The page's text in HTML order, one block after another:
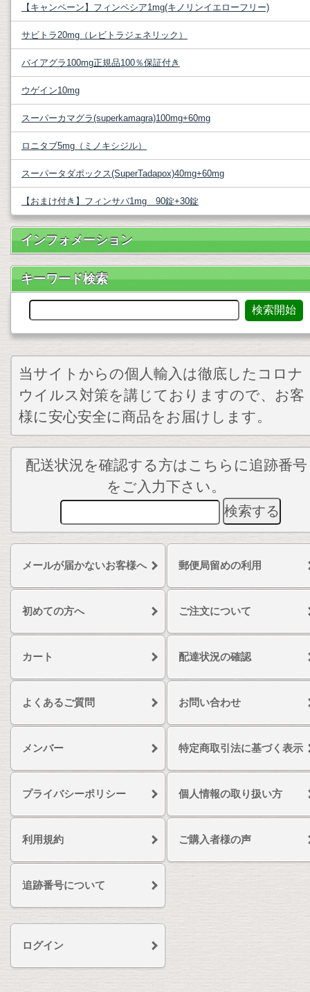
【キャンペーン】フィンペシア1mg(キノリンイエローフリー)
サビトラ20mg（レビトラジェネリック）
バイアグラ100mg正規品100％保証付き
ウゲイン10mg
スーパーカマグラ(superkamagra)100mg+60mg
ロニタブ5mg（ミノキシジル）
スーパータダポックス(SuperTadapox)40mg+60mg
【おまけ付き】フィンサバ1mg 90錠+30錠
インフォメーション
キーワード検索
当サイトからの個人輸入は徹底したコロナ
ウイルス対策を講じておりますので、お客
様に安心安全に商品をお届けします。
配送状況を確認する方はこちらに追跡番号
をご入力下さい。
メールが届かないお客様へ 郵便局留めの利用
初めての方へ ご注文について
カート 配達状況の確認
よくあるご質問 お問い合わせ
メンバー 特定商取引法に基づく表示
プライバシーポリシー 個人情報の取り扱い方
利用規約 ご購入者様の声
追跡番号について
ログイン